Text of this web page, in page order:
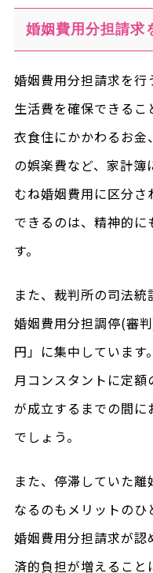
婚姻費用分担請求
婚姻費用分担請求を行
生活費を確保できるこ
衣食住にかかわるお金
の娯楽費など、家計
むね婚姻費用に区分さ
できるのは、精神的に
す。
また、裁判所の司法
婚姻費用分担調停(審
円」に集中しています
月コンスタントに定
が成立するまでの間に
でしょう。
また、停滞していた
なるのもメリットのひ
婚姻費用分担請求が認
済的負担が増えること